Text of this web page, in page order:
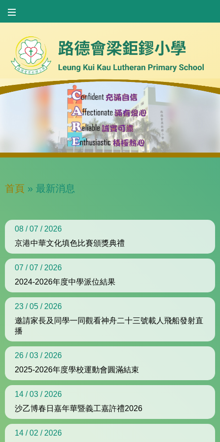
首頁 » 最新消息
08 / 07 / 2026
京港中華文化填色比賽頒獎典禮
07 / 07 / 2026
2024-2026年度中學派位結果
23 / 05 / 2026
邀請家長及同學一同觀看神舟二十三號載人飛船發射直
播
26 / 03 / 2026
2025-2026年度學校運動會圓滿結束
14 / 03 / 2026
沙乙博春日嘉年華暨義工嘉許禮2026
14 / 02 / 2026